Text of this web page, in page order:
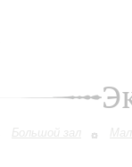
Большой зал